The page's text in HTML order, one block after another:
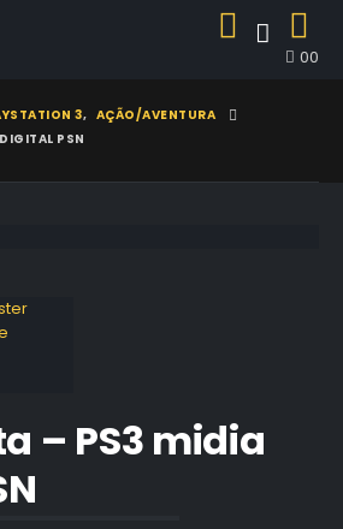
00
3, AÇÃO/AVENTURA
PSN
– PS3 midia